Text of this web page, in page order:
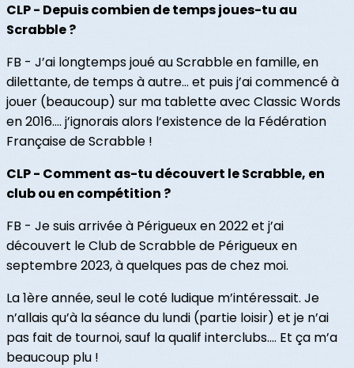
CLP - Depuis combien de temps joues-tu au
Scrabble ?
FB - J’ai longtemps joué au Scrabble en famille, en
dilettante, de temps à autre… et puis j’ai commencé à
jouer (beaucoup) sur ma tablette avec Classic Words
en 2016…. j’ignorais alors l’existence de la Fédération
Française de Scrabble !
CLP - Comment as-tu découvert le Scrabble, en
club ou en compétition ?
FB - Je suis arrivée à Périgueux en 2022 et j’ai
découvert le Club de Scrabble de Périgueux en
septembre 2023, à quelques pas de chez moi.
La 1ère année, seul le coté ludique m’intéressait. Je
n’allais qu’à la séance du lundi (partie loisir) et je n’ai
pas fait de tournoi, sauf la qualif interclubs…. Et ça m’a
beaucoup plu !